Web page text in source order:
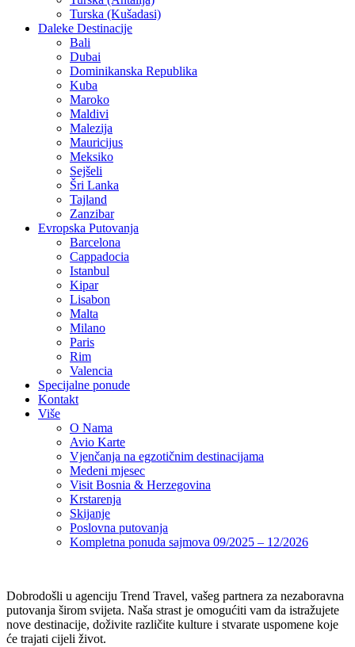
Cappadocia
Istanbul
Kipar
Lisabon
Malta
Milano
Paris
Rim
Valencia
Specijalne ponude
Kontakt
Više
O Nama
Avio Karte
Vjenčanja na egzotičnim destinacijama
Medeni mjesec
Visit Bosnia & Herzegovina
Krstarenja
Skijanje
Poslovna putovanja
Kompletna ponuda sajmova 09/2025 – 12/2026
Dobrodošli u agenciju Trend Travel, vašeg partnera za nezaboravna
putovanja širom svijeta. Naša strast je omogućiti vam da istražujete
nove destinacije, doživite različite kulture i stvarate uspomene koje
će trajati cijeli život.
Adresa
Gazi Husrev-begova br. 46 E, Sarajevo
Kontakt broj
+387 33 670-127
Email
info@trendtravel.ba